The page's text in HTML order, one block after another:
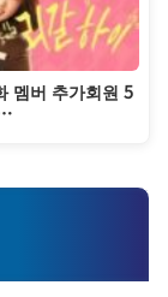
멤버 추가회원 5